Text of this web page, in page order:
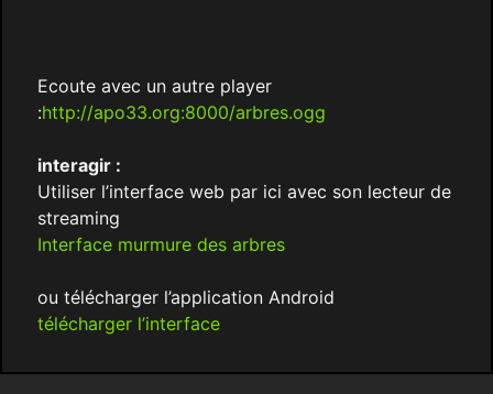
Ecoute avec un autre player
:http://apo33.org:8000/arbres.ogg
interagir :
Utiliser l’interface web par ici avec son lecteur de
streaming
Interface murmure des arbres
ou télécharger l’application Android
télécharger l’interface